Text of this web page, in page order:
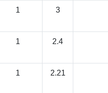
1 3
1 2.4
1 2.21